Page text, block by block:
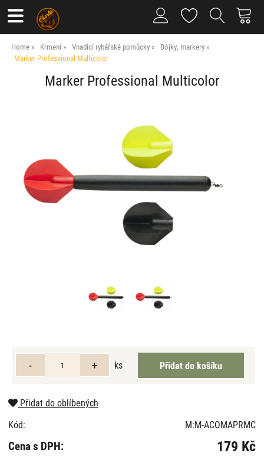
Home Krmení Vnadicí rybářské pomůcky
Bójky, markery
Marker Professional Multicolor
Marker Professional Multicolor
ks
Přidat do oblíbených
Kód:
M:M-ACOMAPRMC
Cena s DPH: 179 Kč